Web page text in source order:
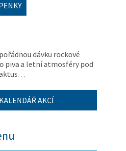
dávku rockové
piva a letní atmosféry pod
AKCÍ